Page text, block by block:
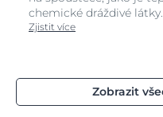
chemické dráždivé látky.
Zjistit více
Zobrazit